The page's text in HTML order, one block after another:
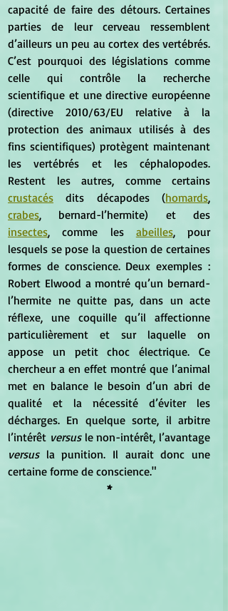
capacité de faire des détours. Certaines
parties de leur cerveau ressemblent
d’ailleurs un peu au cortex des vertébrés.
C’est pourquoi des législations comme
celle qui contrôle la recherche
scientifique et une directive européenne
(directive 2010/63/EU relative à la
protection des animaux utilisés à des
fins scientifiques) protègent maintenant
les vertébrés et les céphalopodes.
crustacés dits décapodes (homards
crabes
insectes, comme les abeilles, pour
lesquels se pose la question de certaines
formes de conscience. Deux exemples :
Robert Elwood a montré qu’un bernard-
l’hermite ne quitte pas, dans un acte
réflexe, une coquille qu’il affectionne
particulièrement et sur laquelle on
appose un petit choc électrique. Ce
chercheur a en effet montré que l’animal
met en balance le besoin d’un abri de
qualité et la nécessité d’éviter les
décharges. En quelque sorte, il arbitre
l’intérêt versus
versus la punition. Il aurait donc une
certaine forme de conscience."
*